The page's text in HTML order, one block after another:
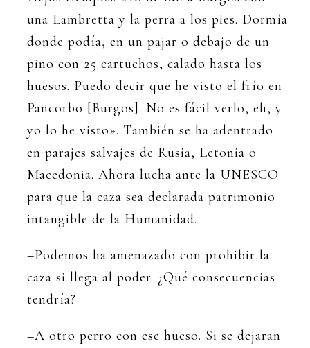
una Lambretta y la perra a los pies. Dormía
donde podía, en un pajar o debajo de un
pino con 25 cartuchos, calado hasta los
huesos. Puedo decir que he visto el frío en
Pancorbo [Burgos]. No es fácil verlo, eh, y
yo lo he visto». También se ha adentrado
en parajes salvajes de Rusia, Letonia o
Macedonia. Ahora lucha ante la UNESCO
para que la caza sea declarada patrimonio
intangible de la Humanidad.
–Podemos ha amenazado con prohibir la
caza si llega al poder. ¿Qué consecuencias
tendría?
–A otro perro con ese hueso. Si se dejaran